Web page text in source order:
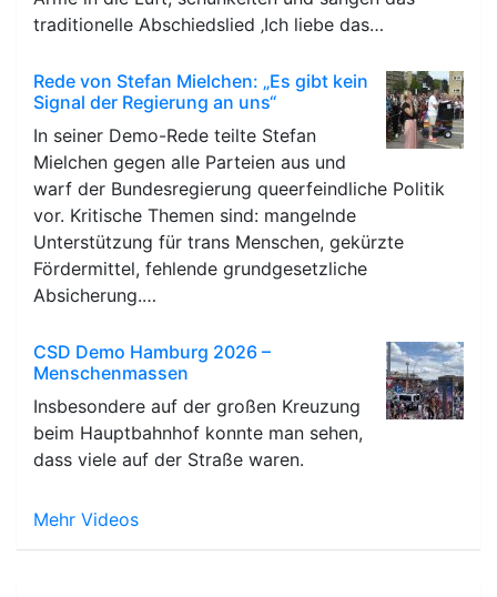
traditionelle Abschiedslied ‚Ich liebe das…
Rede von Stefan Mielchen: „Es gibt kein
Signal der Regierung an uns“
In seiner Demo-Rede teilte Stefan
Mielchen gegen alle Parteien aus und
warf der Bundesregierung queerfeindliche Politik
vor. Kritische Themen sind: mangelnde
Unterstützung für trans Menschen, gekürzte
Fördermittel, fehlende grundgesetzliche
Absicherung.…
CSD Demo Hamburg 2026 –
Menschenmassen
Insbesondere auf der großen Kreuzung
beim Hauptbahnhof konnte man sehen,
dass viele auf der Straße waren.
Mehr Videos